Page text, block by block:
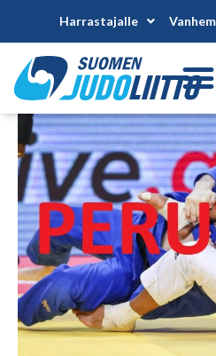
Harrastajalle